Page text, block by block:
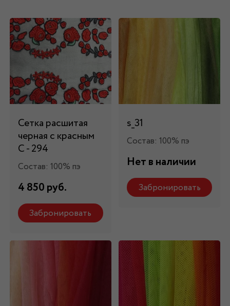
Сетка расшитая
черная с красным
C - 294
Состав: 100% пэ
4 850 руб.
Забронировать
s_31
Состав: 100% пэ
Нет в наличии
Забронировать